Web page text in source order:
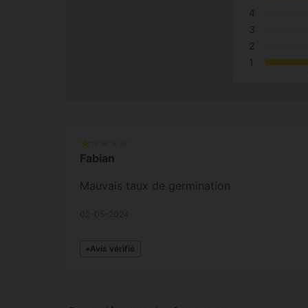
4
3
2
1
Fabian
Mauvais taux de germination
Avis vérifié